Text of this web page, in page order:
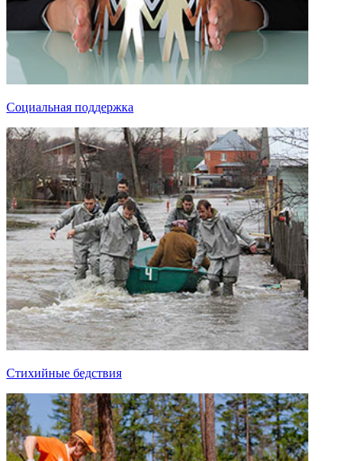
Социальная поддержка
Стихийные бедствия